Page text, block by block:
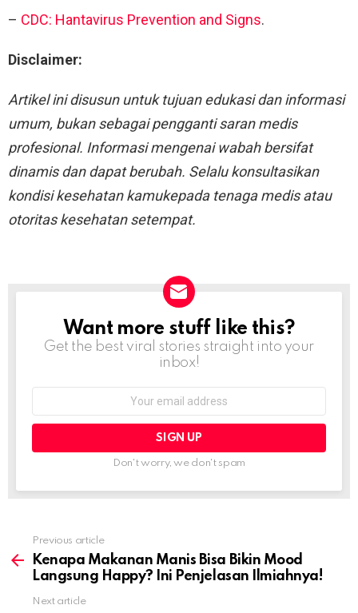
– CDC: Hantavirus Prevention and Signs.
Disclaimer:
Artikel ini disusun untuk tujuan edukasi dan informasi
umum, bukan sebagai pengganti saran medis
profesional. Informasi mengenai wabah bersifat
dinamis dan dapat berubah. Selalu konsultasikan
kondisi kesehatan kamukepada tenaga medis atau
otoritas kesehatan setempat.
NEWSLETTER
Want more stuff like this?
Get the best viral stories straight into your
inbox!
Don't worry, we don't spam
more
Previous article
Kenapa Makanan Manis Bisa Bikin Mood
Langsung Happy? Ini Penjelasan Ilmiahnya!
Next article